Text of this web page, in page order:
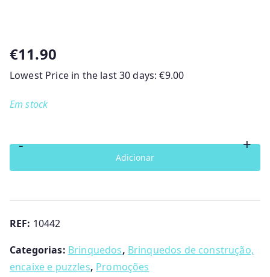
€11.90
Lowest Price in the last 30 days:€9.00
Em stock
-
de
Duplo
Familías
pinguins
e
+
Adicionar
REF: 10442
Categorias: Brinquedos, Brinquedos de construção,
encaixe e puzzles, Promoções